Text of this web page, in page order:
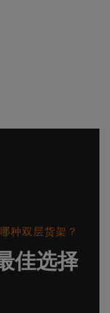
种双层货架？
佳选择